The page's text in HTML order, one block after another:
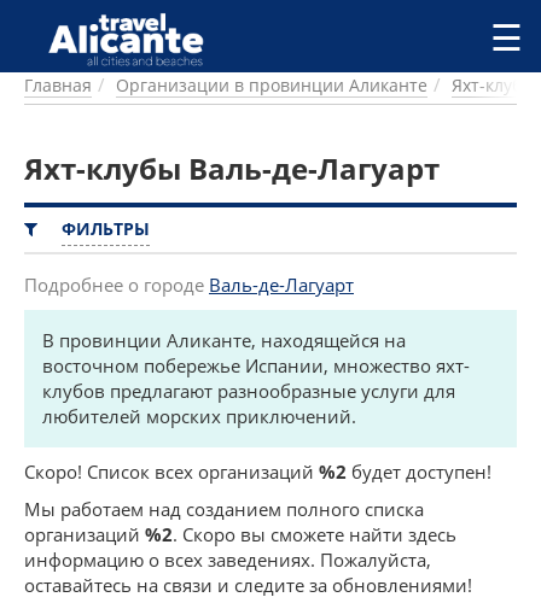
Перейти к основному содержанию
ГОРОДА
ПИТАНИЕ
ПРОЖИВАНИЕ
ПЛЯЖИ
ДОСТОПРИМЕЧАТЕЛЬНОСТИ
КЕМПИНГ
КОМАРКИ (РАЙОНЫ)
РЕЦЕПТЫ
ПРЕДЛОЖЕНИЯ
СТАТЬИ
УСЛУГИ
☰
Главная Организации в провинции Аликанте Яхт-клубы
Яхт-клубы Валь-де-Лагуарт
ФИЛЬТРЫ
Подробнее о городе Валь-де-Лагуарт
В провинции Аликанте, находящейся на
восточном побережье Испании, множество яхт-
клубов предлагают разнообразные услуги для
любителей морских приключений.
Скоро! Список всех организаций %2 будет доступен!
Мы работаем над созданием полного списка
организаций %2. Скоро вы сможете найти здесь
информацию о всех заведениях. Пожалуйста,
оставайтесь на связи и следите за обновлениями!